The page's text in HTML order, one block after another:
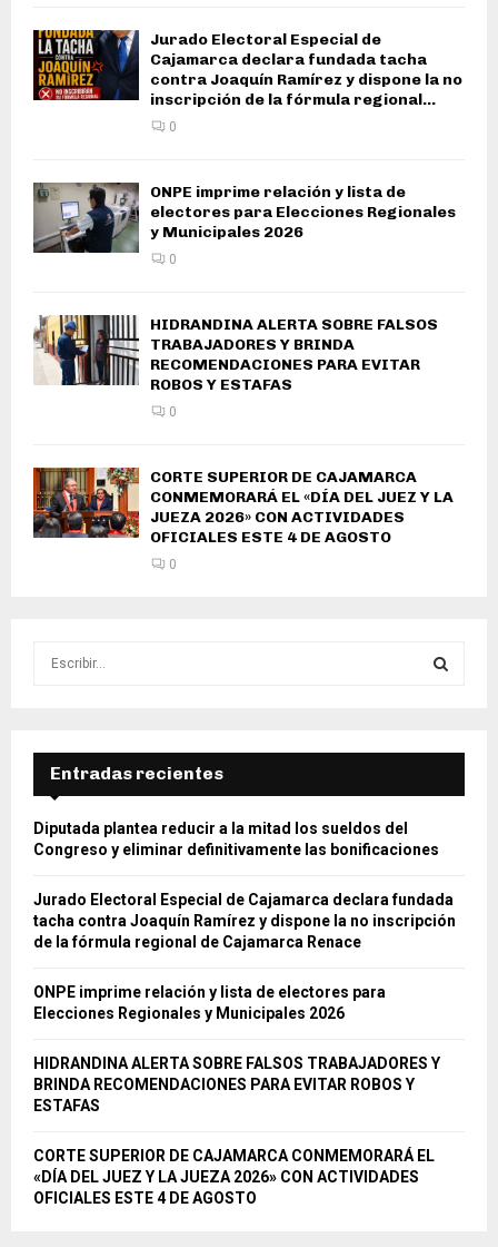
Jurado Electoral Especial de
Cajamarca declara fundada tacha
contra Joaquín Ramírez y dispone la no
inscripción de la fórmula regional...
0
ONPE imprime relación y lista de
electores para Elecciones Regionales
y Municipales 2026
0
HIDRANDINA ALERTA SOBRE FALSOS
TRABAJADORES Y BRINDA
RECOMENDACIONES PARA EVITAR
ROBOS Y ESTAFAS
0
CORTE SUPERIOR DE CAJAMARCA
CONMEMORARÁ EL «DÍA DEL JUEZ Y LA
JUEZA 2026» CON ACTIVIDADES
OFICIALES ESTE 4 DE AGOSTO
0
f
r
E
A
H
Entradas recientes
Diputada plantea reducir a la mitad los sueldos del
Congreso y eliminar definitivamente las bonificaciones
Jurado Electoral Especial de Cajamarca declara fundada
tacha contra Joaquín Ramírez y dispone la no inscripción
de la fórmula regional de Cajamarca Renace
ONPE imprime relación y lista de electores para
Elecciones Regionales y Municipales 2026
HIDRANDINA ALERTA SOBRE FALSOS TRABAJADORES Y
BRINDA RECOMENDACIONES PARA EVITAR ROBOS Y
ESTAFAS
CORTE SUPERIOR DE CAJAMARCA CONMEMORARÁ EL
«DÍA DEL JUEZ Y LA JUEZA 2026» CON ACTIVIDADES
OFICIALES ESTE 4 DE AGOSTO